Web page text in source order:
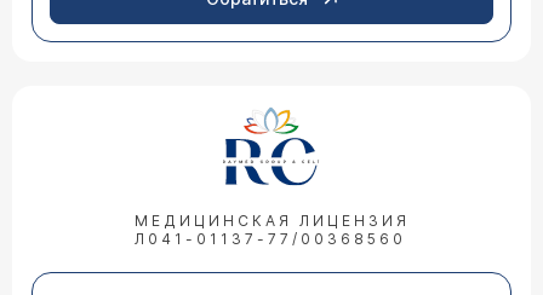
МЕДИЦИНСКАЯ ЛИЦЕНЗИЯ
Л041-01137-77/00368560